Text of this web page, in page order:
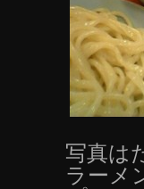
写真は
ラーメ